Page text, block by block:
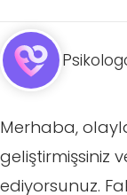
Merhaba,
geliştirmişsiniz
ediyorsunuz.